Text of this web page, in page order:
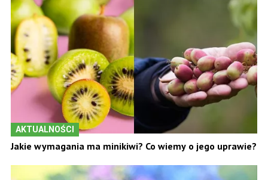
AKTUALNOŚCI
Jakie wymagania ma minikiwi? Co wiemy o jego uprawie?